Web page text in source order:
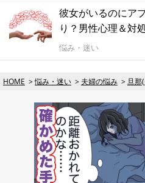
彼女がいるのにア
り？男性心理＆対
悩み・迷い
HOME 悩み・迷い 夫婦の悩み 旦那